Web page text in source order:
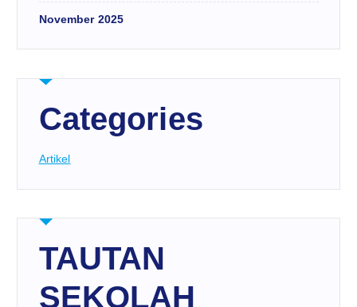
November 2025
Categories
Artikel
TAUTAN
SEKOLAH